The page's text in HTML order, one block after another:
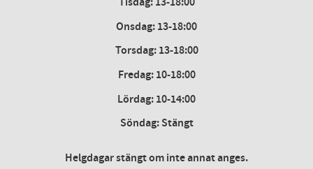
Onsdag:13-18:00
Torsdag:13-18:00
Fredag:10-18:00
Lördag: 10-14:00
Söndag: Stängt
Helgdagar stängt om inte annat anges.